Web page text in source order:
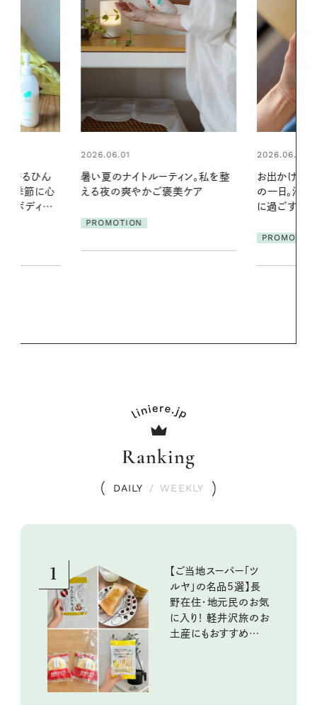
ン。私を整
ケア
2026.06.01
お出かけ前のひと手間で変わる、夏
の一日。汗ばむ季節を「ごきげん」
2026.07.21
リーとの重
Ranking
DAILY / WEEKLY
1
【ご当地スーパー「ツ
ルヤ」の名品5選】長
野在住・地元民のお気
に入り！ 軽井沢旅のお
土産にもおすすめのお